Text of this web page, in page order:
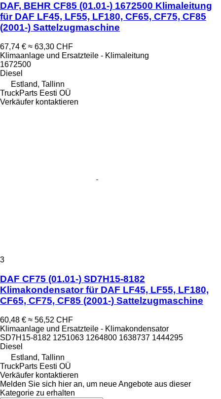
DAF, BEHR CF85 (01.01-) 1672500 Klimaleitung
für DAF LF45, LF55, LF180, CF65, CF75, CF85
(2001-) Sattelzugmaschine
67,74 € ≈ 63,30 CHF
Klimaanlage und Ersatzteile - Klimaleitung
1672500
Diesel
Estland, Tallinn
TruckParts Eesti OÜ
Verkäufer kontaktieren
3
DAF CF75 (01.01-) SD7H15-8182
Klimakondensator für DAF LF45, LF55, LF180,
CF65, CF75, CF85 (2001-) Sattelzugmaschine
60,48 € ≈ 56,52 CHF
Klimaanlage und Ersatzteile - Klimakondensator
SD7H15-8182 1251063 1264800 1638737 1444295
Diesel
Estland, Tallinn
TruckParts Eesti OÜ
Verkäufer kontaktieren
Melden Sie sich hier an, um neue Angebote aus dieser
Kategorie zu erhalten